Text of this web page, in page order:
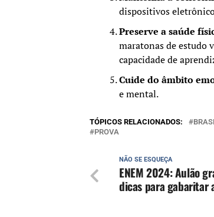
dispositivos
Preserve a saúde
maratonas de estudo
capacidade de
Cuide do âmbito
e mental.
TÓPICOS RELACIONADOS:
PROVA
NÃO SE ESQUEÇA
ENEM 2024: Aulão
dicas para gabaritar